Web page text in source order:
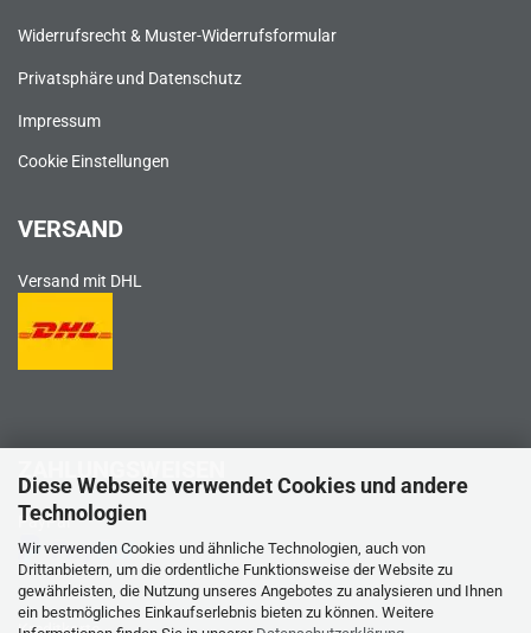
Diese Webseite verwendet Cookies und andere
Technologien
Wir verwenden Cookies und ähnliche Technologien, auch von
Drittanbietern, um die ordentliche Funktionsweise der Website zu
gewährleisten, die Nutzung unseres Angebotes zu analysieren und Ihnen
ein bestmögliches Einkaufserlebnis bieten zu können. Weitere
Widerrufsrecht & Muster-Widerrufsformular
Privatsphäre und Datenschutz
Impressum
Cookie Einstellungen
VERSAND
Versand mit DHL
ZAHLUNGSWEISEN
PayPal